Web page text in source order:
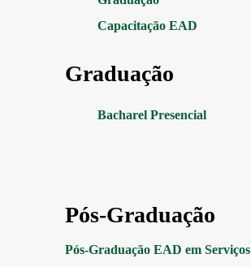
Capacitação EAD
Graduação
Bacharel Presencial
Pós-Graduação
Pós-Graduação EAD em Serviços